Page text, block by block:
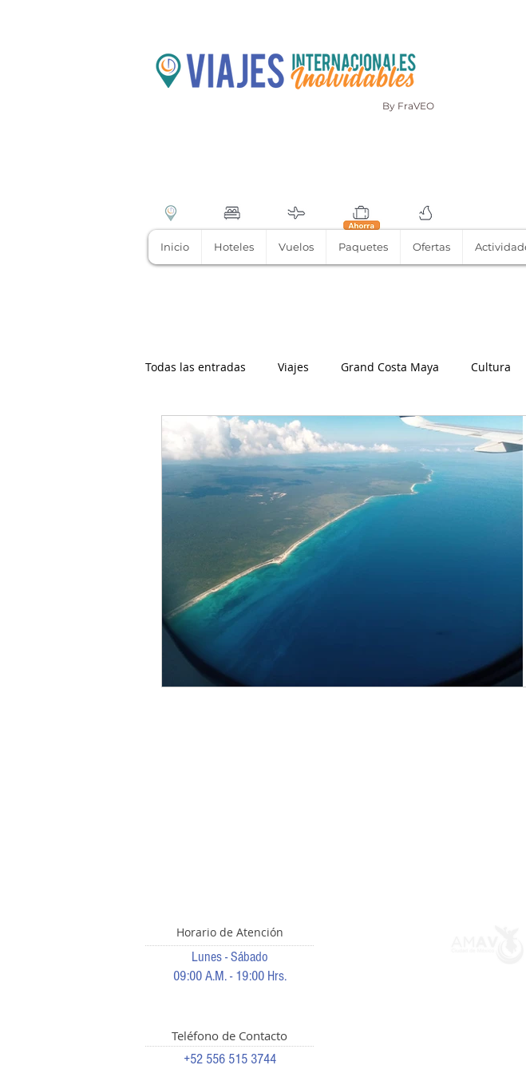
By FraVEO
Inicio Hoteles Vuelos Paquetes Ofertas
Todas las entradas Viajes Grand Costa Maya Cultura
Horario de Atención
Lunes - Sábado
09:00 A.M. - 19:00 Hrs.
Teléfono de Contacto
+52 556 515 3744